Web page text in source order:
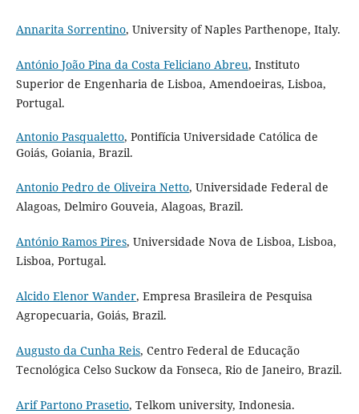
Annarita Sorrentino, University of Naples Parthenope, Italy.
António João Pina da Costa Feliciano Abreu, Instituto
Superior de Engenharia de Lisboa, Amendoeiras, Lisboa,
Portugal.
Antonio Pasqualetto, Pontifícia Universidade Católica de
Goiás, Goiania, Brazil.
Antonio Pedro de Oliveira Netto, Universidade Federal de
Alagoas, Delmiro Gouveia, Alagoas, Brazil.
António Ramos Pires, Universidade Nova de Lisboa, Lisboa,
Lisboa, Portugal.
Alcido Elenor Wander, Empresa Brasileira de Pesquisa
Agropecuaria, Goiás, Brazil.
Augusto da Cunha Reis, Centro Federal de Educação
Tecnológica Celso Suckow da Fonseca, Rio de Janeiro, Brazil.
Arif Partono Prasetio, Telkom university, Indonesia.